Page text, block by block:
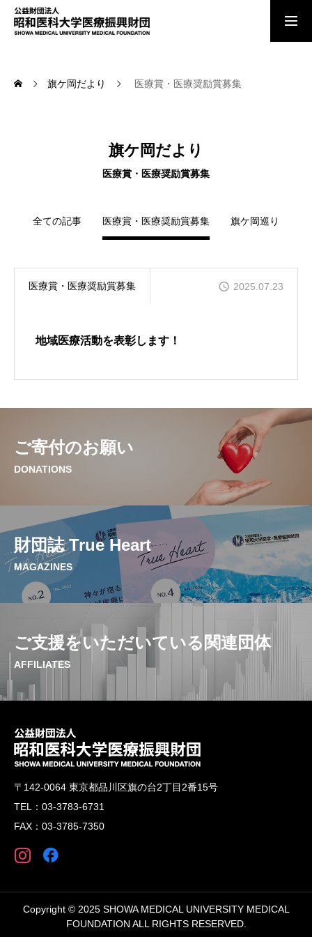
理事長あいさつ
法人の概要
顕彰事業
ご寄付のお願い
刊行物のご紹介
旗ケ岡だより
お問い合わせ・アクセス
旗ケ岡だより 医療賞・医療奨励賞募集
旗ケ岡だより
医療賞・医療奨励賞募集
全ての記事 医療賞・医療奨励賞募集 旗ケ岡巡り
医療賞・医療奨励賞募集 2025.07.23
地域医療活動を表彰します！
ご寄付のお願い
DONATIONS
財団誌 True Heart
MAGAZINES
ご支援をいただいている関連団体
AFFILIATES
〒142-0064 東京都品川区旗の台2丁目2番15号
TEL：03-3783-6731
FAX：03-3785-7350
Copyright © 2025 SHOWA MEDICAL UNIVERSITY MEDICAL
FOUNDATION ALL RIGHTS RESERVED.